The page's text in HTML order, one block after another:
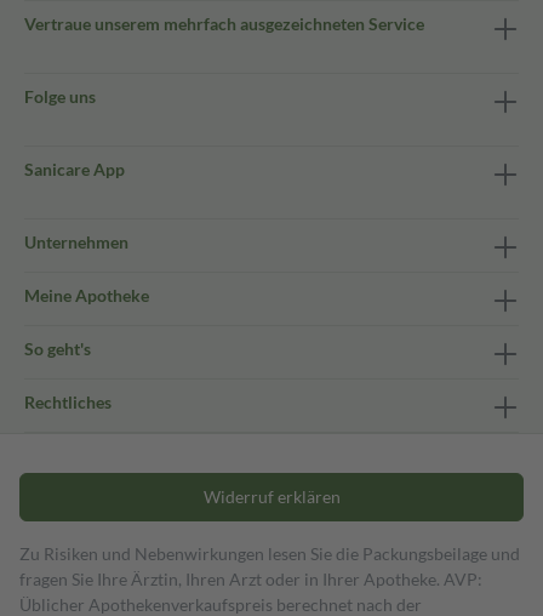
Vertraue unserem mehrfach ausgezeichneten Service
Folge uns
Sanicare App
Unternehmen
Meine Apotheke
So geht's
Rechtliches
Widerruf erklären
Zu Risiken und Nebenwirkungen lesen Sie die Packungsbeilage und
fragen Sie Ihre Ärztin, Ihren Arzt oder in Ihrer Apotheke. AVP:
Üblicher Apothekenverkaufspreis berechnet nach der